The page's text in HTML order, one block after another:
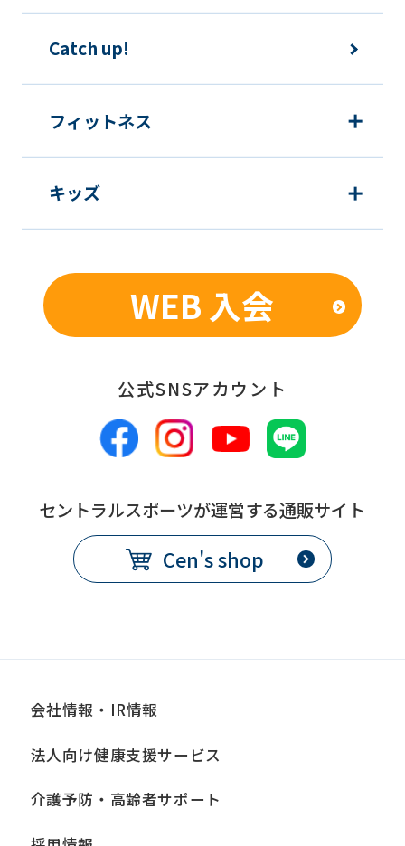
Catch up!
フィットネス
キッズ
WEB 入会
公式SNSアカウント
セントラルスポーツが運営する通販サイト
Cen's shop
会社情報・IR情報
法人向け健康支援サービス
介護予防・高齢者サポート